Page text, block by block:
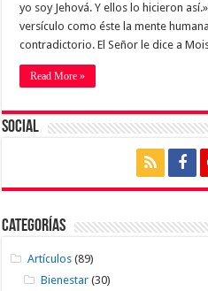
yo soy Jehová. Y ellos lo hicieron
versículo como éste la mente
contradictorio. El Señor le dice a
Read More »
Social
Categorías
Artículos (89)
Bienestar (30)